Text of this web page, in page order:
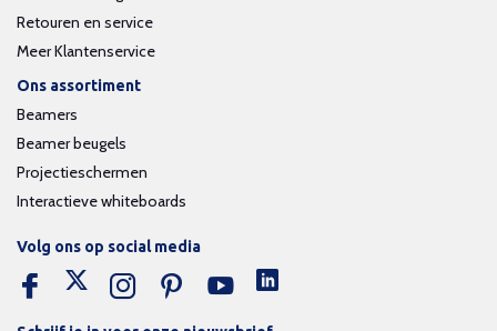
Retouren en service
Meer Klantenservice
Ons assortiment
Beamers
Beamer beugels
Projectieschermen
Interactieve whiteboards
Volg ons op social media